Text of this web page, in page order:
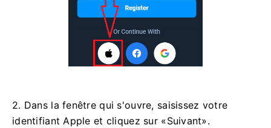
2. Dans la fenêtre qui s'ouvre, saisissez votre
identifiant Apple et cliquez sur «Suivant».